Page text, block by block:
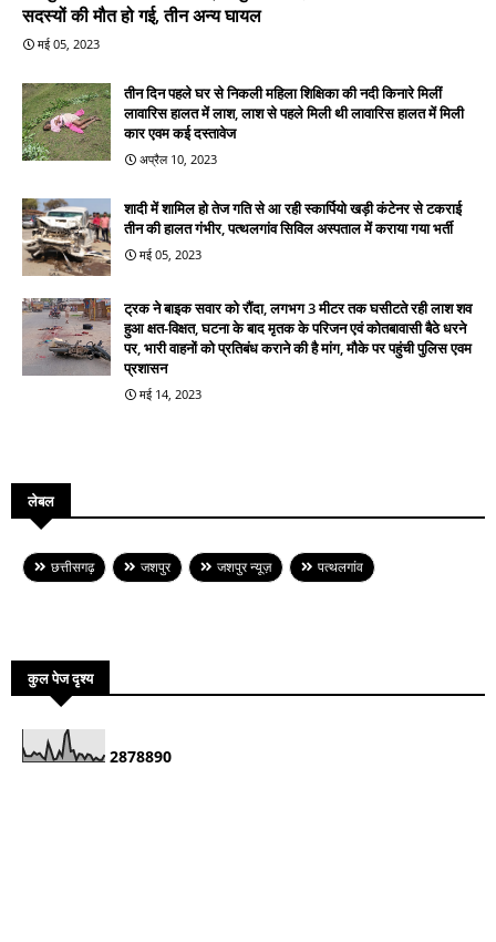
सदस्यों की मौत हो गई, तीन अन्य घायल
मई 05, 2023
तीन दिन पहले घर से निकली महिला शिक्षिका की नदी किनारे मिलीं
लावारिस हालत में लाश, लाश से पहले मिली थी लावारिस हालत में मिली
कार एवम कई दस्तावेज
अप्रैल 10, 2023
शादी में शामिल हो तेज गति से आ रही स्कार्पियो खड़ी कंटेनर से टकराई
तीन की हालत गंभीर, पत्थलगांव सिविल अस्पताल में कराया गया भर्ती
मई 05, 2023
ट्रक ने बाइक सवार को रौंदा, लगभग 3 मीटर तक घसीटते रही लाश शव
हुआ क्षत-विक्षत, घटना के बाद मृतक के परिजन एवं कोतबावासी बैठे धरने
पर, भारी वाहनों को प्रतिबंध कराने की है मांग, मौके पर पहुंची पुलिस एवम
प्रशासन
मई 14, 2023
लेबल
छत्तीसगढ़ जशपुर जशपुर न्यूज़ पत्थलगांव
कुल पेज दृश्य
2878890